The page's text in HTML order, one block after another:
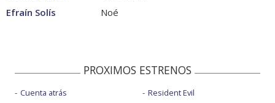
Efraín Solís
Noé
PROXIMOS ESTRENOS
Cuenta atrás
Resident Evil